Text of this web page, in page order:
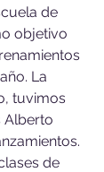
de
objetivo
La
tuvimos
Alberto
de